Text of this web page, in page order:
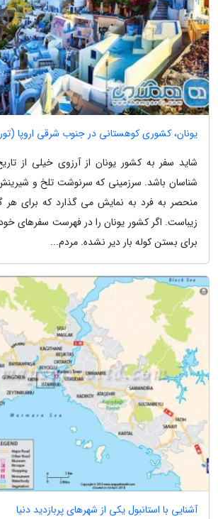
یونان، کشوری کوهستانی در جنوب شرقی اروپا (تور
شاید سفر به کشور یونان از آرزوی خیلی از
شناسان باشد. سرزمینی که سرنوشت تلخ و
منحصر به فرد به نمایش می گذارد که برای
زیباست. اگر کشور یونان را در فهرست سفرهای خود
برای بستن کوله بار دیر نشده. مردم...
آشنایی با استانبول یکی از شهرهای پربازدید دنیا